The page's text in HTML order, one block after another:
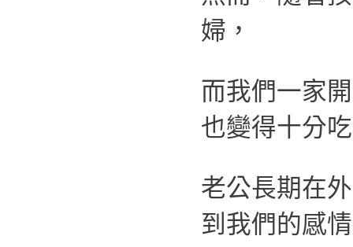
婦，
而我們一家
也變得十分
老公長期在
到我們的感